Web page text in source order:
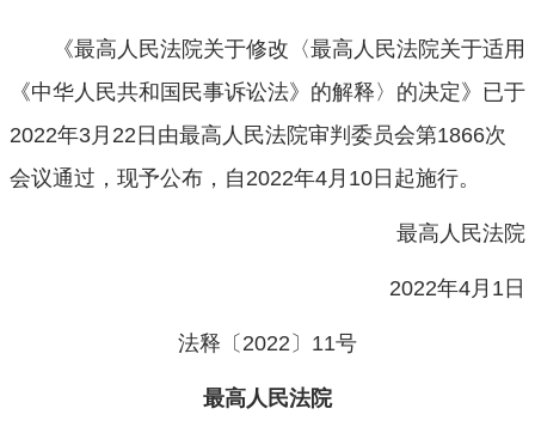
字号： 打印本页
《最高人民法院关于修改〈最高人民法院关于适用
《中华人民共和国民事诉讼法》的解释〉的决定》已于
2022年3月22日由最高人民法院审判委员会第1866次
会议通过，现予公布，自2022年4月10日起施行。
最高人民法院
2022年4月1日
法释〔2022〕11号
最高人民法院